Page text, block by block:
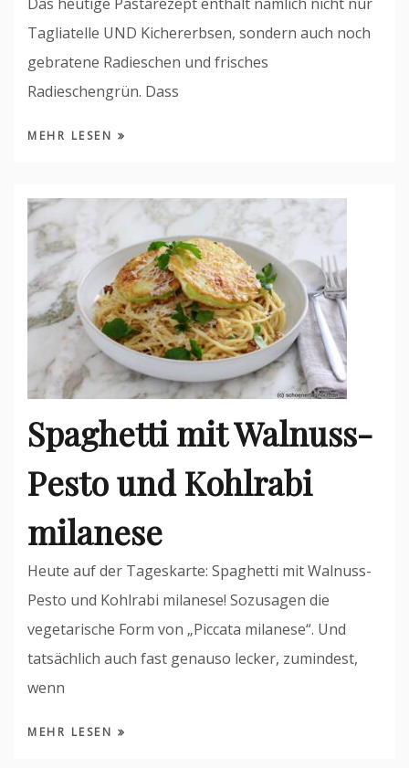
Tagliatelle UND Kichererbsen, sondern auch noch
gebratene Radieschen und frisches
Radieschengrün. Dass
MEHR LESEN
Spaghetti mit Walnuss-
Pesto und Kohlrabi
milanese
Heute auf der Tageskarte: Spaghetti mit Walnuss-
Pesto und Kohlrabi milanese! Sozusagen die
vegetarische Form von „Piccata milanese“. Und
tatsächlich auch fast genauso lecker, zumindest,
wenn
MEHR LESEN